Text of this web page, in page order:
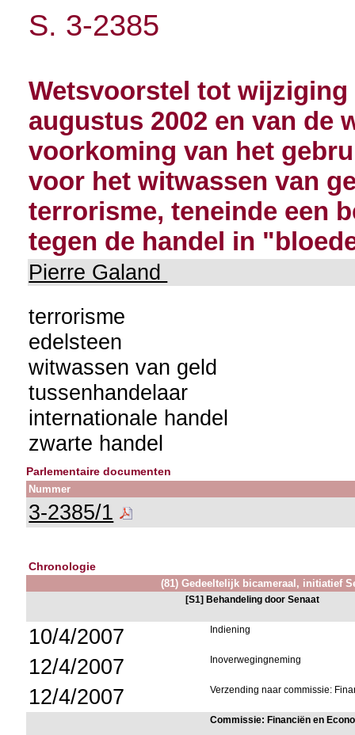
S. 3-2385
Wetsvoorstel tot wijziging
augustus 2002 en van de
voorkoming van het
voor het witwassen van
terrorisme, teneinde een
tegen de handel in
Pierre Galand
terrorisme
edelsteen
witwassen van geld
tussenhandelaar
internationale handel
zwarte handel
Parlementaire documenten
Nummer
3-2385/1
Chronologie
(81) Gedeeltelijk bicameraal, initiatief
[S1] Behandeling door Senaat
10/4/2007 Indiening
12/4/2007 Inoverwegingneming
12/4/2007 Verzending naar commissie:
Commissie: Financiën en